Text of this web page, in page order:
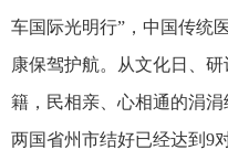
车国际光明行”，中国传统
康保驾护航。从文化日、
籍，民相亲、心相通的涓涓
两国省州市结好已经达到9